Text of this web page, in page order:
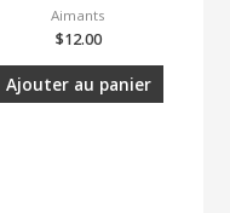
Aimants
$12.00
Ajouter au panier